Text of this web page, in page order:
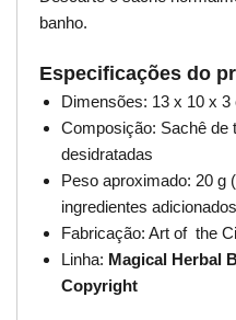
banho.
Especificações do
Dimensões: 13 x 10 x 3
Composição: Sachê de
desidratadas
Peso aproximado: 20 g
ingredientes
Fabricação: Art of the
Linha: Magical Herbal
Copyright